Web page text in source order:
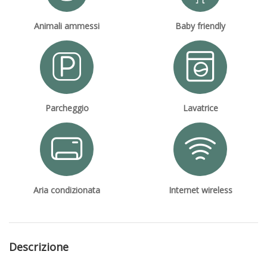
Animali ammessi Baby friendly
Parcheggio Lavatrice
Aria condizionata Internet wireless
Descrizione